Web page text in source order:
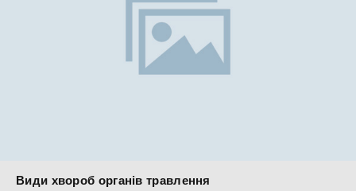
Види хвороб органів травлення